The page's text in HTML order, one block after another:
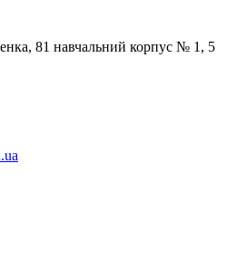
81 навчальний корпус № 1, 5